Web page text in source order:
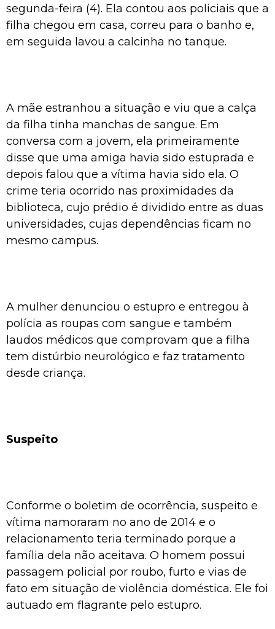
segunda-feira (4). Ela contou aos policiais que a
filha chegou em casa, correu para o banho e,
em seguida lavou a calcinha no tanque.
A mãe estranhou a situação e viu que a calça
da filha tinha manchas de sangue. Em
conversa com a jovem, ela primeiramente
disse que uma amiga havia sido estuprada e
depois falou que a vítima havia sido ela. O
crime teria ocorrido nas proximidades da
biblioteca, cujo prédio é dividido entre as duas
universidades, cujas dependências ficam no
mesmo campus.
A mulher denunciou o estupro e entregou à
polícia as roupas com sangue e também
laudos médicos que comprovam que a filha
tem distúrbio neurológico e faz tratamento
desde criança.
Suspeito
Conforme o boletim de ocorrência, suspeito e
vítima namoraram no ano de 2014 e o
relacionamento teria terminado porque a
família dela não aceitava. O homem possui
passagem policial por roubo, furto e vias de
fato em situação de violência doméstica. Ele foi
autuado em flagrante pelo estupro.